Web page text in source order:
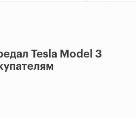
Tesla Model 3